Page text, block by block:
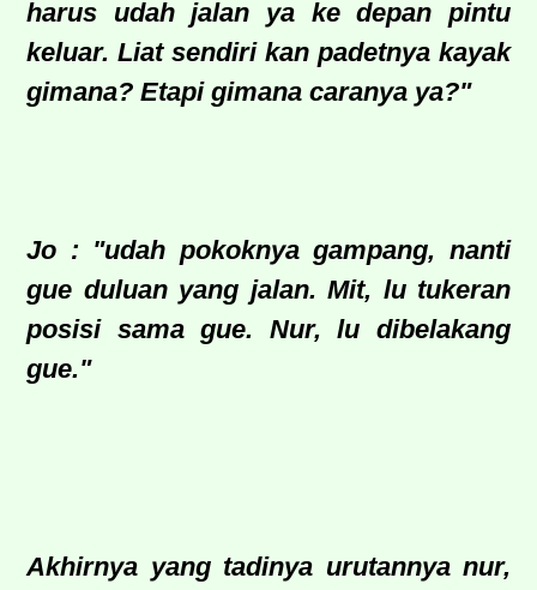
harus udah jalan ya ke depan pintu
keluar. Liat sendiri kan padetnya kayak
gimana? Etapi gimana caranya ya?"
Jo : "udah pokoknya gampang, nanti
gue duluan yang jalan. Mit, lu tukeran
posisi sama gue. Nur, lu dibelakang
gue."
Akhirnya yang tadinya urutannya nur,